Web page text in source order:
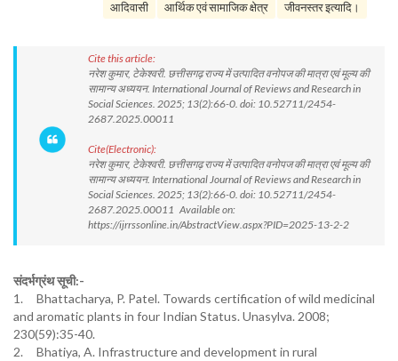
आदिवासी
आर्थिक एवं सामाजिक क्षेत्र जीवनस्तर इत्यादि।
Cite this article:
नरेश कुमार, टेकेश्वरी. छत्तीसगढ़ राज्य में उत्पादित वनोपज की मात्रा एवं मूल्य की
सामान्य अध्ययन. International Journal of Reviews and Research in
Social Sciences. 2025; 13(2):66-0. doi: 10.52711/2454-
2687.2025.00011
Cite(Electronic):
नरेश कुमार, टेकेश्वरी. छत्तीसगढ़ राज्य में उत्पादित वनोपज की मात्रा एवं मूल्य की
सामान्य अध्ययन. International Journal of Reviews and Research in
Social Sciences. 2025; 13(2):66-0. doi: 10.52711/2454-
2687.2025.00011 Available on:
https://ijrrssonline.in/AbstractView.aspx?PID=2025-13-2-2
संदर्भग्रंथ सूची:-
1. Bhattacharya, P. Patel. Towards certification of wild medicinal
and aromatic plants in four Indian Status. Unasylva. 2008;
230(59):35-40.
2. Bhatiya, A. Infrastructure and development in rural